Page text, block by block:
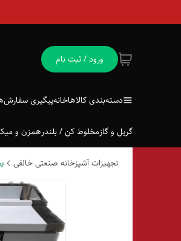
ورود / ثبت نام
دسته‌بندی کالاهاخانهپیگیری سفارش
گریل و گازمخلوط کن / بلندرهمزن و
تجهیزات آشپزخانه صنعتی خالقی